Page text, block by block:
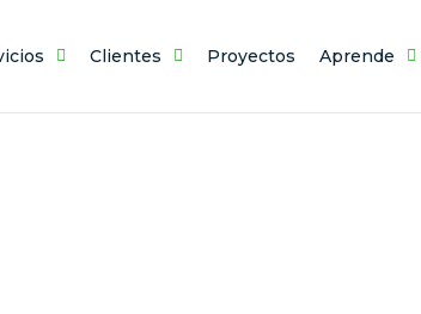
Clientes Proyectos Aprende